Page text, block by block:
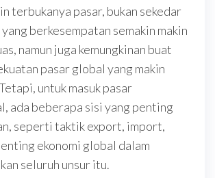
terbukanya pasar, bukan sekedar
berkesempatan semakin makin
namun juga kemungkinan buat
pasar global yang makin
untuk masuk pasar
ada beberapa sisi yang penting
seperti taktik export, import,
ekonomi global dalam
seluruh unsur itu.